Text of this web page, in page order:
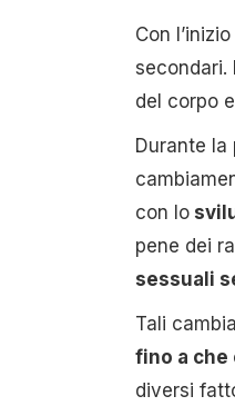
Con
secondari.
del corpo
Durante la
con lo
pene dei
sessuali
Tali
fino a che
diversi